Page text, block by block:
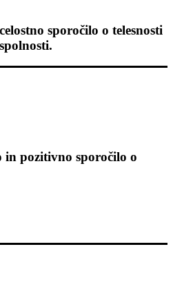
sporočilo o telesnosti
in pozitivno sporočilo o